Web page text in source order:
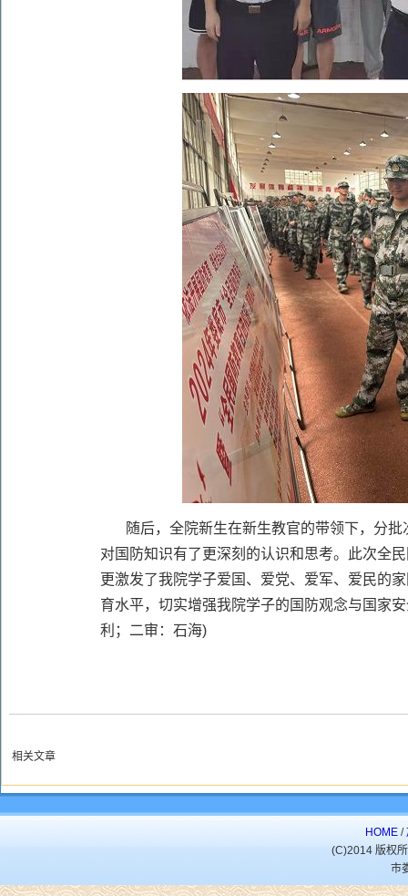
随后，全院新生在新生教官的带领下，分
对国防知识有了更深刻的认识和思考。此次全
更激发了我院学子爱国、爱党、爱军、爱民的
育水平，切实增强我院学子的国防观念与国家
利；二审：石海)
相关文章
HOME /
(C)2014 版权
市